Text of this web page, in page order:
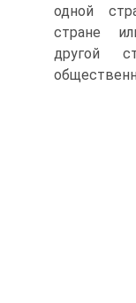
одной
стране
другой